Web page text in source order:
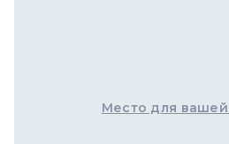
Место для